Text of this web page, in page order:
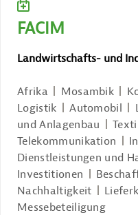
ZUM KALENDER
FACIM
Landwirtschafts- und
Afrika Mosambik
Logistik
Automobil
und Anlagenbau
Telekommunikation
Dienstleistungen und
Investitionen
Nachhaltigkeit
Messebeteiligung